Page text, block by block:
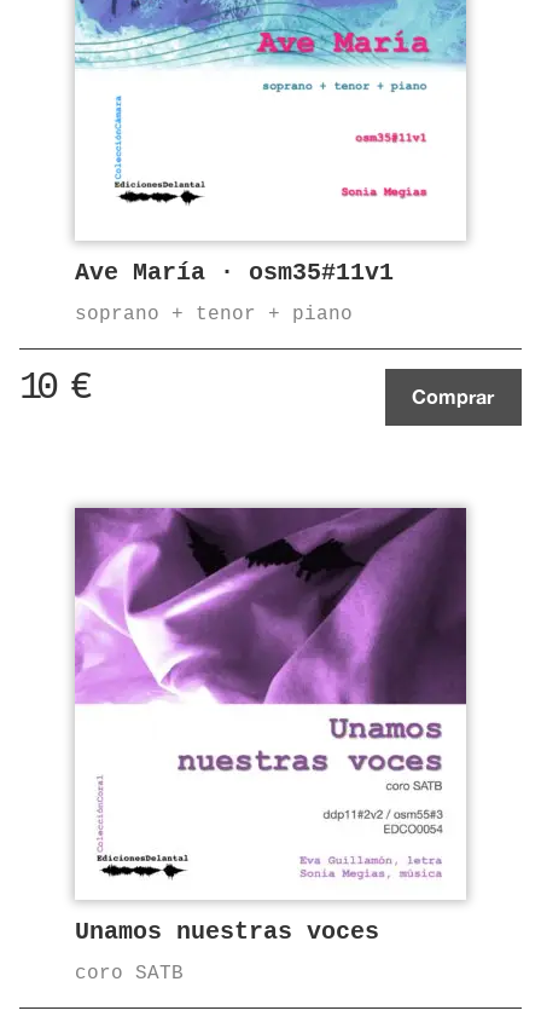
Ave María · osm35#11v1
soprano + tenor + piano
10 € Comprar
Unamos nuestras voces
coro SATB